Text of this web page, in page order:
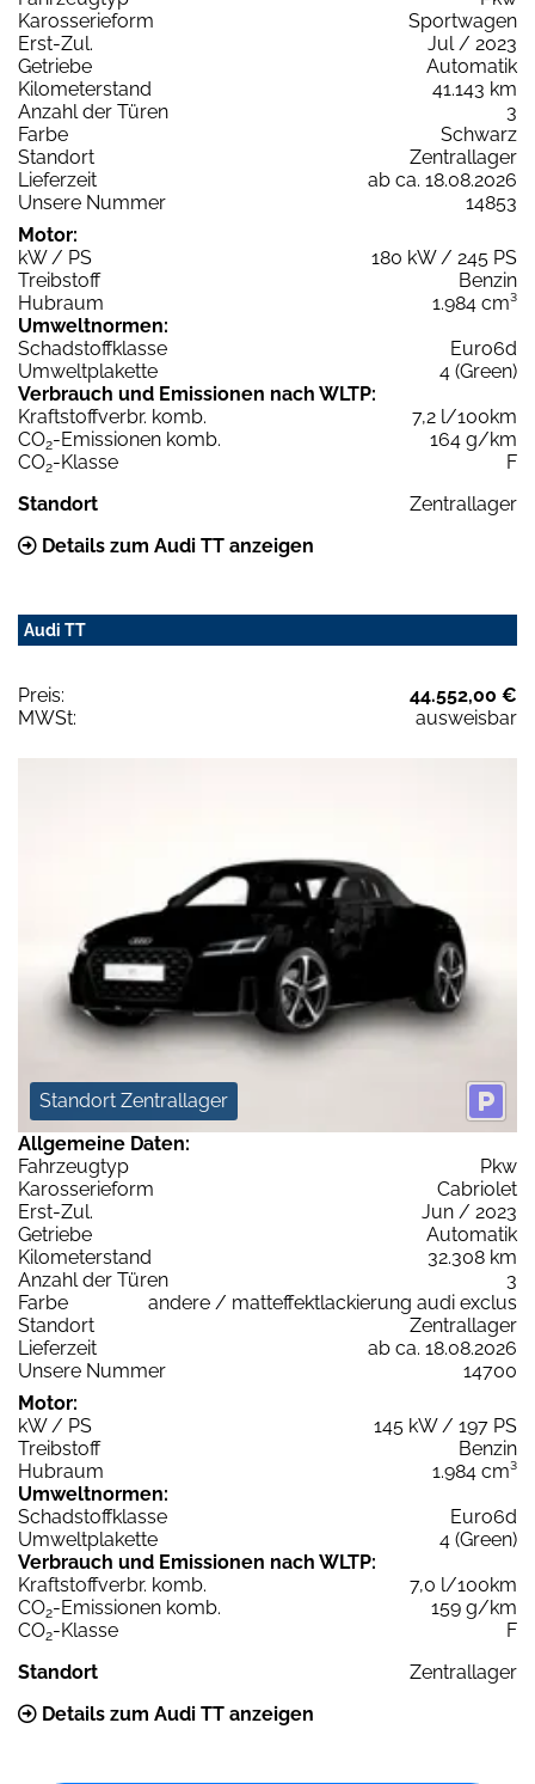
Karosserieform
Sportwagen
Erst-Zul.
Jul / 2023
Getriebe
Automatik
Kilometerstand
41.143 km
Anzahl der Türen
3
Farbe
Schwarz
Standort
Zentrallager
Lieferzeit
ab ca. 18.08.2026
Unsere Nummer
14853
Motor:
kW / PS
180 kW / 245 PS
Treibstoff
Benzin
Hubraum
1.984 cm³
Umweltnormen:
Schadstoffklasse
Euro6d
Umweltplakette
4 (Green)
Verbrauch und Emissionen nach WLTP:
Kraftstoffverbr. komb.
7,2 l/100km
CO2-Emissionen komb.
164 g/km
CO2-Klasse
F
Standort
Zentrallager
Details zum Audi TT anzeigen
Audi TT
Preis:
44.552,00 €
MWSt:
ausweisbar
Standort Zentrallager
Allgemeine Daten:
Fahrzeugtyp
Pkw
Karosserieform
Cabriolet
Erst-Zul.
Jun / 2023
Getriebe
Automatik
Kilometerstand
32.308 km
Anzahl der Türen
3
Farbe
andere / matteffektlackierung audi exclus
Standort
Zentrallager
Lieferzeit
ab ca. 18.08.2026
Unsere Nummer
14700
Motor:
kW / PS
145 kW / 197 PS
Treibstoff
Benzin
Hubraum
1.984 cm³
Umweltnormen:
Schadstoffklasse
Euro6d
Umweltplakette
4 (Green)
Verbrauch und Emissionen nach WLTP:
Kraftstoffverbr. komb.
7,0 l/100km
CO2-Emissionen komb.
159 g/km
CO2-Klasse
F
Standort
Zentrallager
Details zum Audi TT anzeigen